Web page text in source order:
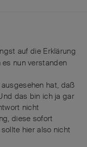
auf die Erklärung
nun verstanden
hat, daß
das bin ich ja gar
nicht
diese sofort
hier also nicht